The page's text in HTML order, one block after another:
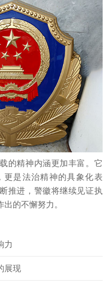
的精神内涵更加丰富。它
更是法治精神的具象化表
推进，警徽将继续见证执
的不懈努力。
力
展现